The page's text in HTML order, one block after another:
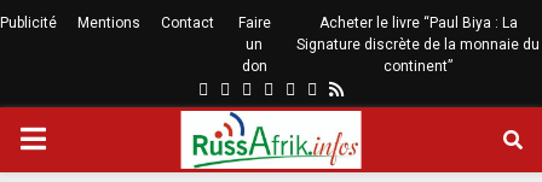
Publicité Mentions Contact
Faire
un
don
Acheter le livre “Paul Biya : La
Signature discrète de la monnaie du
continent”